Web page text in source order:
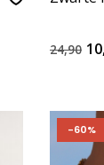
24,90
-60%